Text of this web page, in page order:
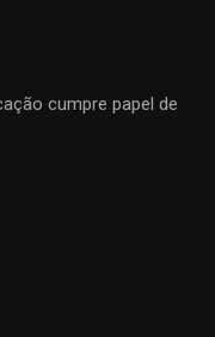
cumpre papel de